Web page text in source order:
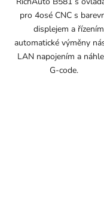
pro 4osé CNC s
displejem a řízením
automatické výměny
LAN napojením a
G-code.